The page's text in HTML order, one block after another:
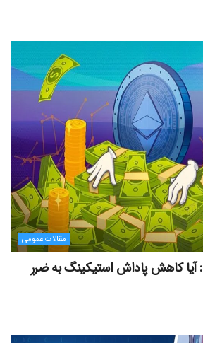
مقالات عمومی
طرح جدید EIP-8363: آیا کاهش پاداش استیکینگ به ضرر